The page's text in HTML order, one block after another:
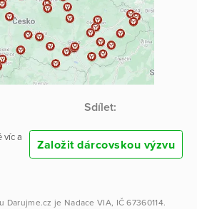
Sdílet:
víc a
Založit dárcovskou výzvu
Darujme.cz je Nadace VIA, IČ 67360114.